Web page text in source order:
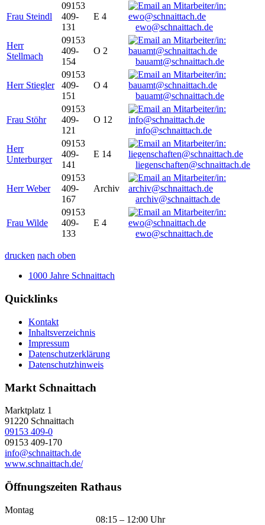
Frau Steindl
09153
409-
131
E 4
ewo@schnaittach.de
Herr
Stellmach
09153
409-
154
O 2
bauamt@schnaittach.de
Herr Stiegler
09153
409-
151
O 4
bauamt@schnaittach.de
Frau Stöhr
09153
409-
121
O 12
info@schnaittach.de
Herr
Unterburger
09153
409-
141
E 14
liegenschaften@schnaittach.de
Herr Weber
09153
409-
167
Archiv
archiv@schnaittach.de
Frau Wilde
09153
409-
133
E 4
ewo@schnaittach.de
drucken nach oben
1000 Jahre Schnaittach
Quicklinks
Kontakt
Inhaltsverzeichnis
Impressum
Datenschutzerklärung
Datenschutzhinweis
Markt Schnaittach
Marktplatz 1
91220 Schnaittach
09153 409-0
09153 409-170
info@schnaittach.de
www.schnaittach.de/
Öffnungszeiten Rathaus
Montag
08:15 – 12:00 Uhr